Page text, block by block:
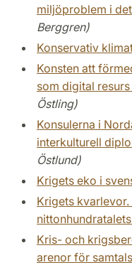
miljöproblem i
Berggren)
Konservativ
Konsten att
som digital
Östling)
Konsulerna i
interkulturell
Östlund)
Krigets eko i
Krigets
Kris- och
arenor för